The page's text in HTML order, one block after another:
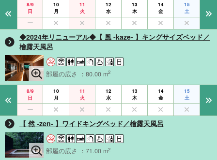
8/9
日
10
月
11
火
12
水
13
木
14
金
15
土
◆2024年リニューアル◆【 風 -kaze- 】キングサイズベッド／
檜露天風呂
部屋の広さ ：80.00 m2
8/9
日
10
月
11
火
12
水
13
木
14
金
15
土
【 然 -zen- 】ワイドキングベッド／檜露天風呂
部屋の広さ ：71.00 m2